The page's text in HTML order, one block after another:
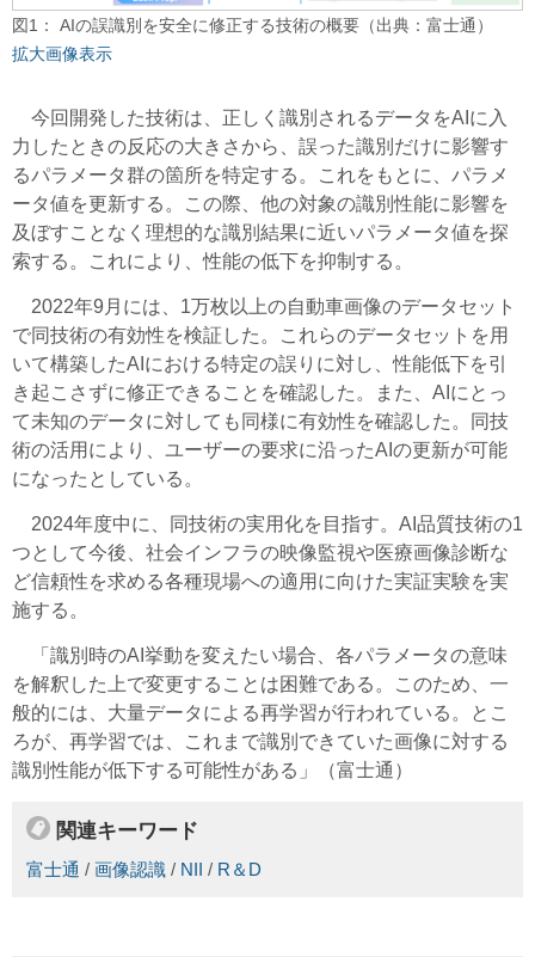
図1： AIの誤識別を安全に修正する技術の概要（出典：富士通）
拡大画像表示
今回開発した技術は、正しく識別されるデータをAIに入
力したときの反応の大きさから、誤った識別だけに影響す
るパラメータ群の箇所を特定する。これをもとに、パラメ
ータ値を更新する。この際、他の対象の識別性能に影響を
及ぼすことなく理想的な識別結果に近いパラメータ値を探
索する。これにより、性能の低下を抑制する。
2022年9月には、1万枚以上の自動車画像のデータセット
で同技術の有効性を検証した。これらのデータセットを用
いて構築したAIにおける特定の誤りに対し、性能低下を引
き起こさずに修正できることを確認した。また、AIにとっ
て未知のデータに対しても同様に有効性を確認した。同技
術の活用により、ユーザーの要求に沿ったAIの更新が可能
になったとしている。
2024年度中に、同技術の実用化を目指す。AI品質技術の1
つとして今後、社会インフラの映像監視や医療画像診断な
ど信頼性を求める各種現場への適用に向けた実証実験を実
施する。
「識別時のAI挙動を変えたい場合、各パラメータの意味
を解釈した上で変更することは困難である。このため、一
般的には、大量データによる再学習が行われている。とこ
ろが、再学習では、これまで識別できていた画像に対する
識別性能が低下する可能性がある」（富士通）
関連キーワード
富士通 / 画像認識 / NII / R＆D